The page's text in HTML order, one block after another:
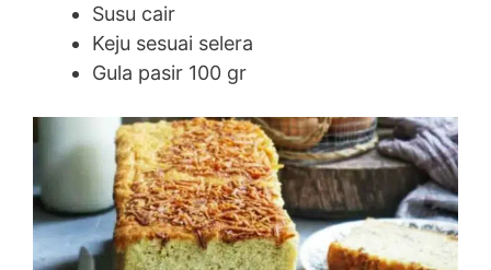
Susu cair
Keju sesuai selera
Gula pasir 100 gr